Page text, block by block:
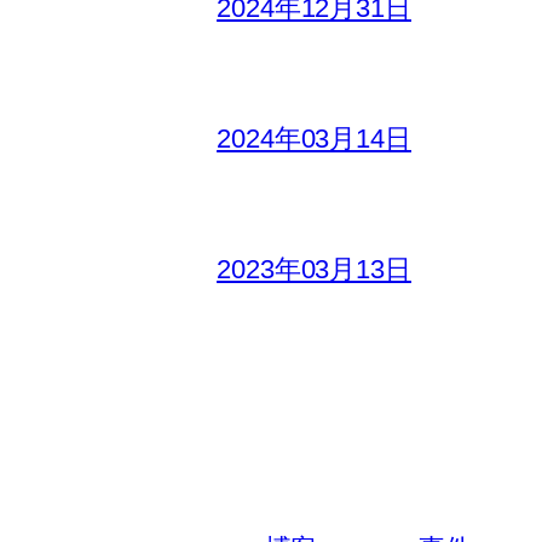
2024年12月31日
2024年03月14日
2023年03月13日